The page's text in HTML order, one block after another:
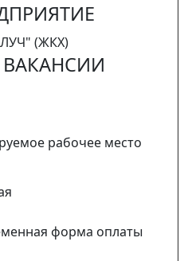
(ЖКХ)
рабочее место
форма оплаты